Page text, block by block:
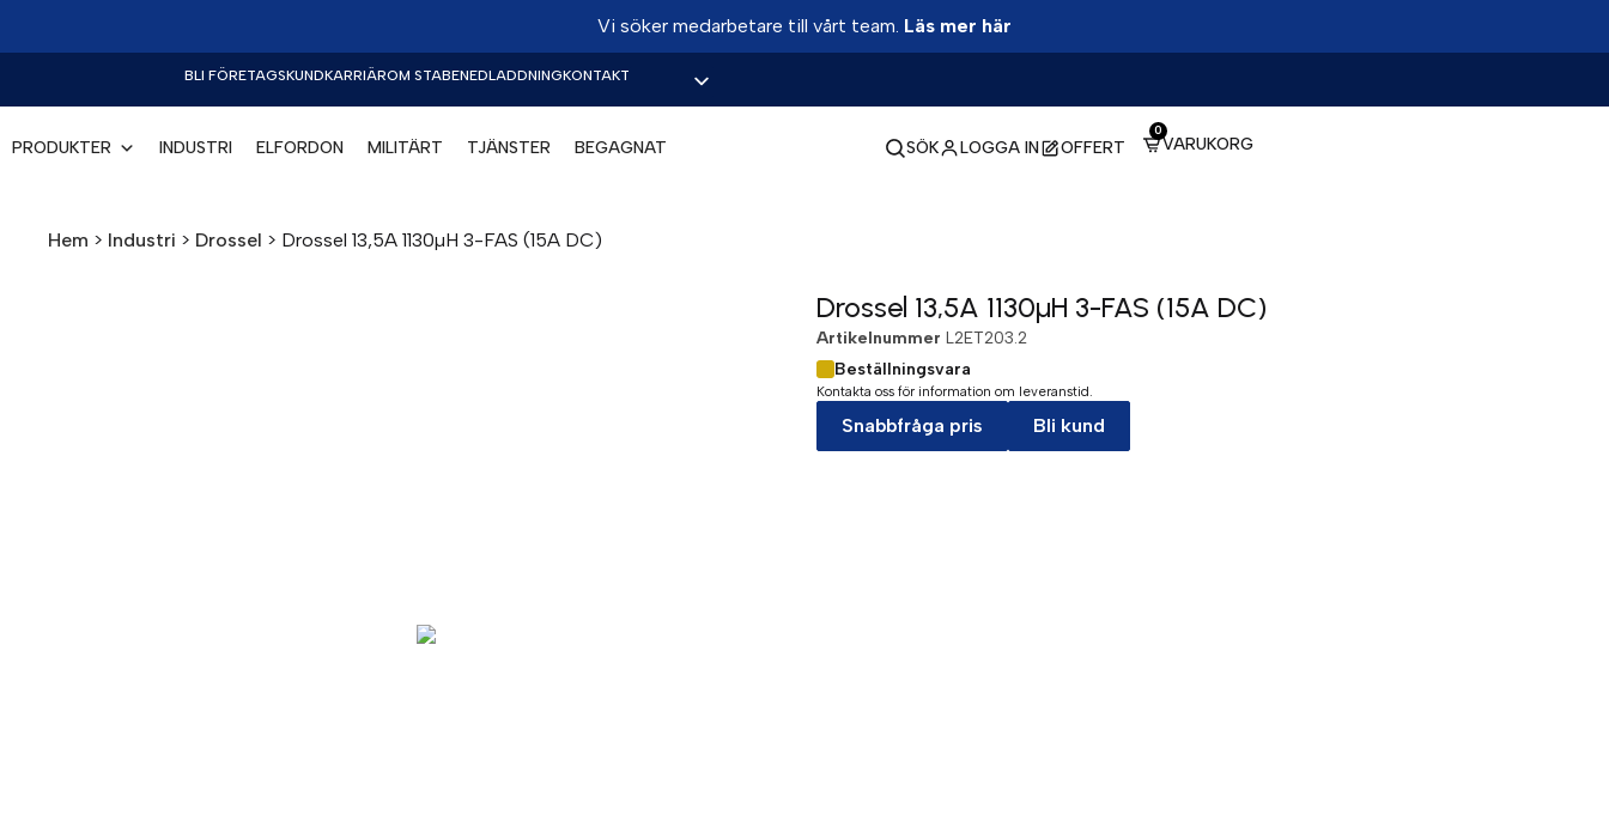
Vi söker medarbetare till vårt team. Läs mer här
BLI FÖRETAGSKUNDKARRIÄROM STABENEDLADDNINGKONTAKT
PRODUKTER INDUSTRI ELFORDON MILITÄRT TJÄNSTER BEGAGNAT SÖK LOGGA IN OFFERT VARUKORG
0
Hem > Industri > Drossel > Drossel 13,5A 1130µH 3-FAS (15A DC)
Drossel 13,5A 1130µH 3-FAS (15A DC)
Artikelnummer L2ET203.2
Beställningsvara
Kontakta oss för information om leveranstid.
Snabbfråga pris Bli kund